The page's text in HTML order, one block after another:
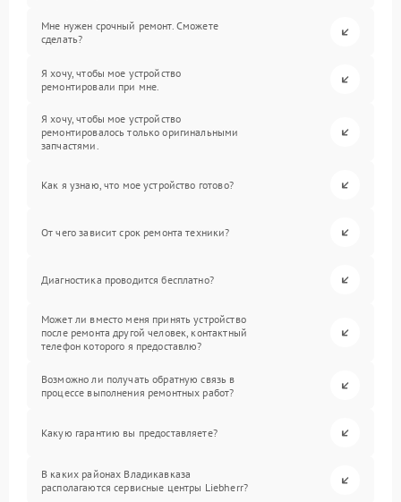
Мне нужен срочный ремонт. Сможете
сделать?
Я хочу, чтобы мое устройство
ремонтировали при мне.
Я хочу, чтобы мое устройство
ремонтировалось только оригинальными
запчастями.
Как я узнаю, что мое устройство готово?
От чего зависит срок ремонта техники?
Диагностика проводится бесплатно?
Может ли вместо меня принять устройство
после ремонта другой человек, контактный
телефон которого я предоставлю?
Возможно ли получать обратную связь в
процессе выполнения ремонтных работ?
Какую гарантию вы предоставляете?
В каких районах Владикавказа
располагаются сервисные центры Liebherr?